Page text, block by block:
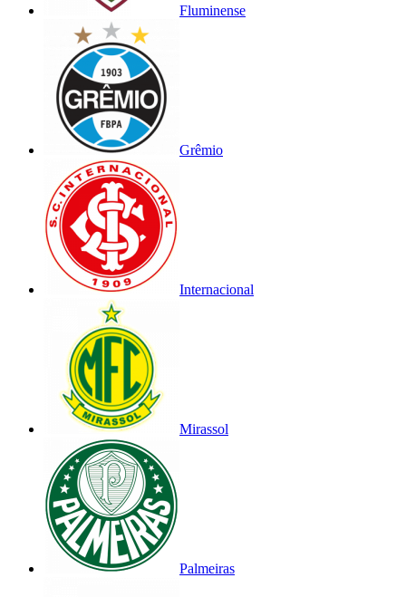
Fluminense
Grêmio
Internacional
Mirassol
Palmeiras